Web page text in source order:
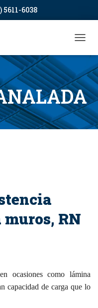
5611-6038
RN
ocasiones como lámina
capacidad de carga que lo